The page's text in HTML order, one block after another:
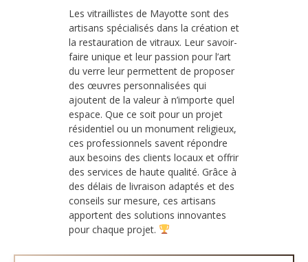
Les vitraillistes de Mayotte sont des
artisans spécialisés dans la création et
la restauration de vitraux. Leur savoir-
faire unique et leur passion pour l’art
du verre leur permettent de proposer
des œuvres personnalisées qui
ajoutent de la valeur à n’importe quel
espace. Que ce soit pour un projet
résidentiel ou un monument religieux,
ces professionnels savent répondre
aux besoins des clients locaux et offrir
des services de haute qualité. Grâce à
des délais de livraison adaptés et des
conseils sur mesure, ces artisans
apportent des solutions innovantes
pour chaque projet.